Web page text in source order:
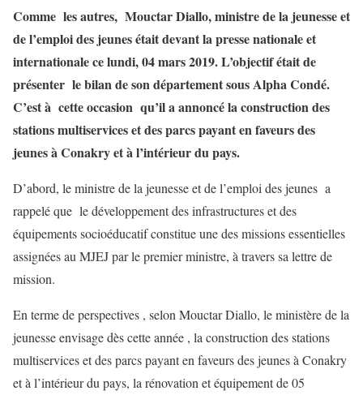
Comme les autres, Mouctar Diallo, ministre de la jeunesse et
de l’emploi des jeunes était devant la presse nationale et
internationale ce lundi, 04 mars 2019. L’objectif était de
présenter le bilan de son département sous Alpha Condé.
C’est à cette occasion qu’il a annoncé la construction des
stations multiservices et des parcs payant en faveurs des
jeunes à Conakry et à l’intérieur du pays.
D’abord, le ministre de la jeunesse et de l’emploi des jeunes a
rappelé que le développement des infrastructures et des
équipements socioéducatif constitue une des missions essentielles
assignées au MJEJ par le premier ministre, à travers sa lettre de
mission.
En terme de perspectives , selon Mouctar Diallo, le ministère de la
jeunesse envisage dès cette année , la construction des stations
multiservices et des parcs payant en faveurs des jeunes à Conakry
et à l’intérieur du pays, la rénovation et équipement de 05